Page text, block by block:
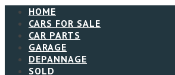
HOME
CARS FOR SALE
CAR PARTS
GARAGE
DEPANNAGE
SOLD